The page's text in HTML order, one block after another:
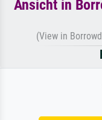
Ansicht in
(View in